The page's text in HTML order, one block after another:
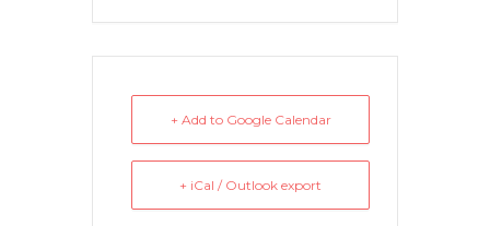
+ Add to Google Calendar
+ iCal / Outlook export